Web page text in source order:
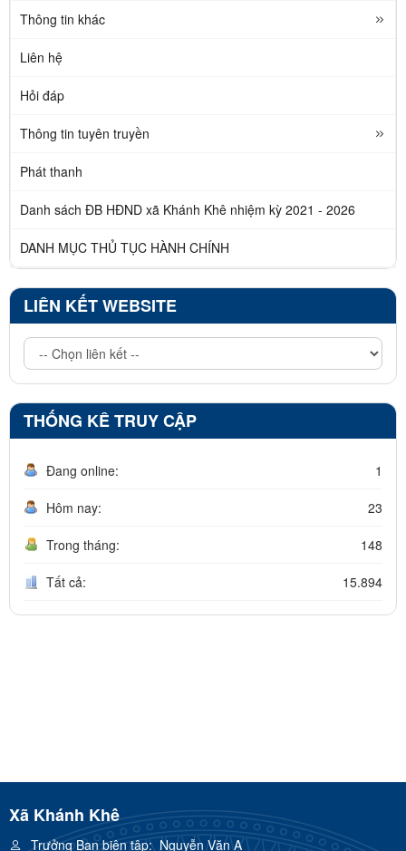
Thông tin khác
Liên hệ
Hỏi đáp
Thông tin tuyên truyền
Phát thanh
Danh sách ĐB HĐND xã Khánh Khê nhiệm kỳ 2021 - 2026
DANH MỤC THỦ TỤC HÀNH CHÍNH
LIÊN KẾT WEBSITE
THỐNG KÊ TRUY CẬP
Đang online: 1
Hôm nay: 23
Trong tháng: 148
Tất cả: 15.894
Xã Khánh Khê
Trưởng Ban biên tập:Nguyễn Văn A